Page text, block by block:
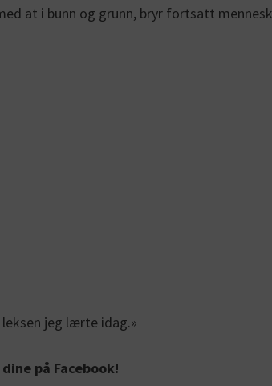
at i bunn og grunn, bryr fortsatt
jeg lærte idag.»
på Facebook!